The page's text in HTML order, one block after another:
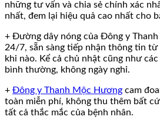
những tư vấn và chia sẻ chính xác
nhất, đem lại hiệu quả cao nhất cho
+ Đường dây nóng của Đông y
24/7, sẵn sàng tiếp nhận thông tin
khi nào. Kể cả chủ nhật cũng như
bình thường, không ngày nghỉ.
+ Đông y Thanh Mộc Hương cam
toàn miễn phí, không thu thêm bất
tất cả thắc mắc của bệnh nhân.